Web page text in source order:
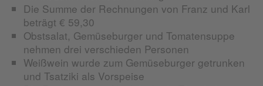
Die Summe der Rechnungen von Franz und Karl
beträgt € 59,30
Obstsalat, Gemüseburger und Tomatensuppe
nehmen drei verschieden Personen
Weißwein wurde zum Gemüseburger getrunken
und Tsatziki als Vorspeise